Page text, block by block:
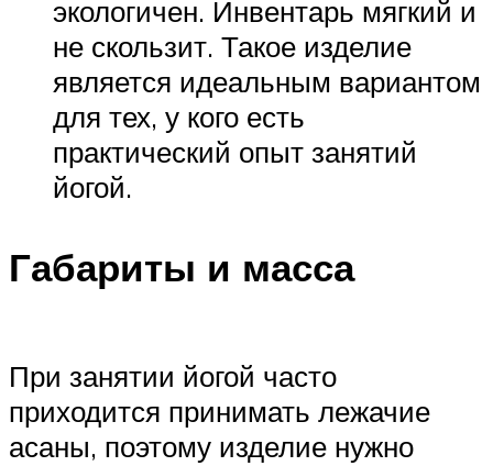
экологичен. Инвентарь мягкий и
не скользит. Такое изделие
является идеальным вариантом
для тех, у кого есть
практический опыт занятий
йогой.
Габариты и масса
При занятии йогой часто
приходится принимать лежачие
асаны, поэтому изделие нужно